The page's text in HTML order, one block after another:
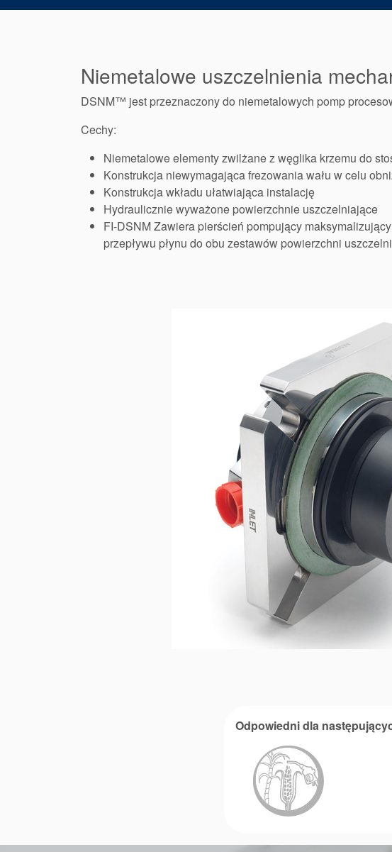
Niemetalowe uszczelnienia
DSNM™ jest przeznaczony do niemetalowych pomp
Cechy:
Niemetalowe elementy zwilżane z węglika krzemu do
Konstrukcja niewymagająca frezowania wału w celu
Konstrukcja wkładu ułatwiająca instalację
Hydraulicznie wyważone powierzchnie uszczelniające
FI-DSNM Zawiera pierścień pompujący
przepływu płynu do obu zestawów powierzchni
Odpowiedni dla